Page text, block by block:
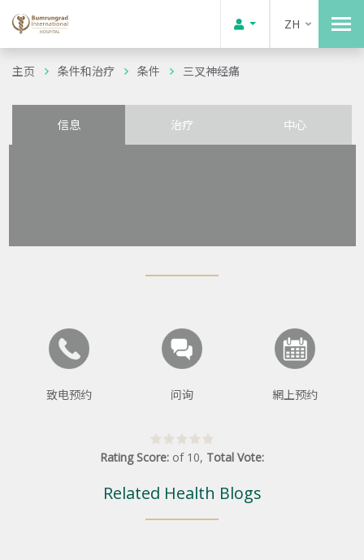
ZH
主页 条件和治疗 条件 三叉神经痛
信息 治疗 中心
致电预约 问询 網上预约
Rating Score: of 10, Total Vote:
Related Health Blogs